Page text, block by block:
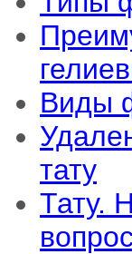
Виды
тату
Тату.